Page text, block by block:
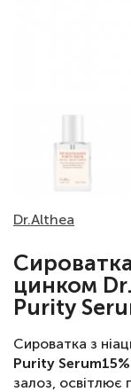
Dr.Althea
цинком
Purity
Сироватка з
Purity Serum15%
залоз, освітлює